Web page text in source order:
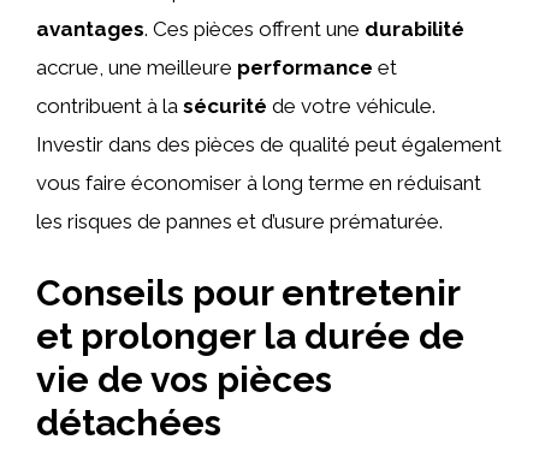
avantages. Ces pièces offrent une durabilité
accrue, une meilleure performance et
contribuent à la sécurité de votre véhicule.
Investir dans des pièces de qualité peut également
vous faire économiser à long terme en réduisant
les risques de pannes et d’usure prématurée.
Conseils pour entretenir
et prolonger la durée de
vie de vos pièces
détachées